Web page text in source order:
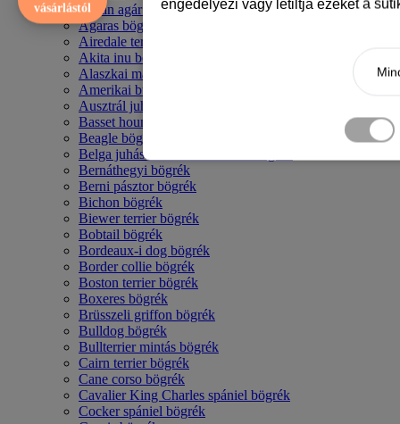
Afgán agár bögrék
Agaras bögrék
Airedale terrier mintás bögre
Akita inu bögrék
Alaszkai malamut bögrék
Amerikai bulldog mintás bögrék
Ausztrál juhászkutya bögrék
Basset hound mintás bögrék
Beagle bögrék
Belga juhász - malinois mintás bögrék
Bernáthegyi bögrék
Berni pásztor bögrék
Bichon bögrék
Biewer terrier bögrék
Bobtail bögrék
Bordeaux-i dog bögrék
Border collie bögrék
Boston terrier bögrék
Boxeres bögrék
Brüsszeli griffon bögrék
Bulldog bögrék
Bullterrier mintás bögrék
Cairn terrier bögrék
Cane corso bögrék
Cavalier King Charles spániel bögrék
Cocker spániel bögrék
vásárlástól
engedélyezi vagy letiltja ezeket a